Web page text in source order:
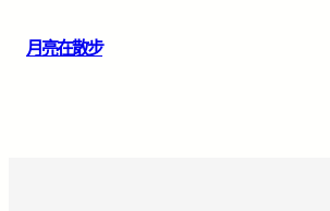
月亮在散步